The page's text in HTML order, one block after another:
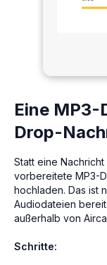
Eine MP3-
Drop-
Statt eine
vorbereitete MP3-
hochladen. Das ist
Audiodateien
außerhalb von
Schritte: